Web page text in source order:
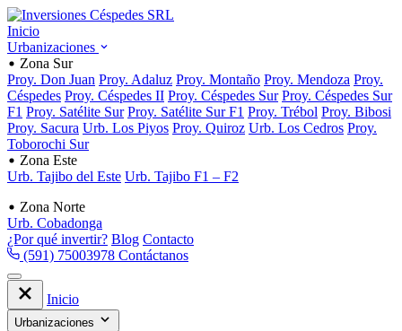
Inicio
Urbanizaciones
Zona Sur
Proy. Don Juan Proy. Adaluz Proy. Montaño Proy. Mendoza Proy.
Céspedes Proy. Céspedes II Proy. Céspedes Sur Proy. Céspedes Sur
F1 Proy. Satélite Sur Proy. Satélite Sur F1 Proy. Trébol Proy. Bibosi
Proy. Sacura Urb. Los Piyos Proy. Quiroz Urb. Los Cedros Proy.
Toborochi Sur
Zona Este
Urb. Tajibo del Este Urb. Tajibo F1 – F2
Zona Norte
Urb. Cobadonga
¿Por qué invertir? Blog Contacto
(591) 75003978 Contáctanos
Inicio
Urbanizaciones